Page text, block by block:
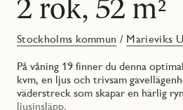
2 rok, 52 m²
Stockholms kommun / Marieviks
På våning 19 finner du denna
kvm, en ljus och trivsam
väderstreck som skapar en härlig
ljusinsläpp.